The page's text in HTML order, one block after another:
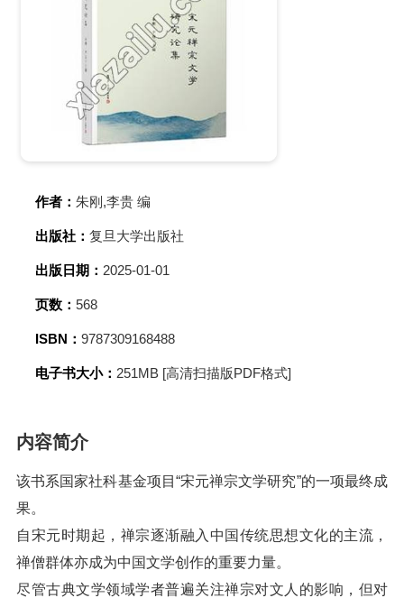
作者： 朱刚,李贵 编
出版社： 复旦大学出版社
出版日期： 2025-01-01
页数： 568
ISBN： 9787309168488
电子书大小： 251MB [高清扫描版PDF格式]
内容简介
该书系国家社科基金项目“宋元禅宗文学研究”的一项最终成
果。
自宋元时期起，禅宗逐渐融入中国传统思想文化的主流，
禅僧群体亦成为中国文学创作的重要力量。
尽管古典文学领域学者普遍关注禅宗对文人的影响，但对